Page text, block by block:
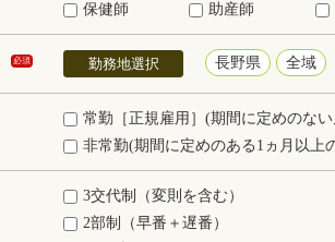
保健師 助産師
必須 勤務地選択 長野県 全域
常勤［正規雇用］(期間に定めのな
非常勤(期間に定めのある1ヵ月以上
3交代制（変則を含む）
2部制（早番＋遅番）